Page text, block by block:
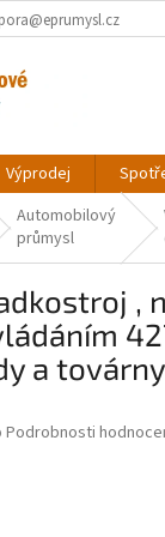
Výprodej
Automobilový
průmysl
,
a továrny
Podrobnosti